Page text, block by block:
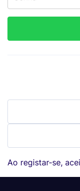
Ao registar-se,